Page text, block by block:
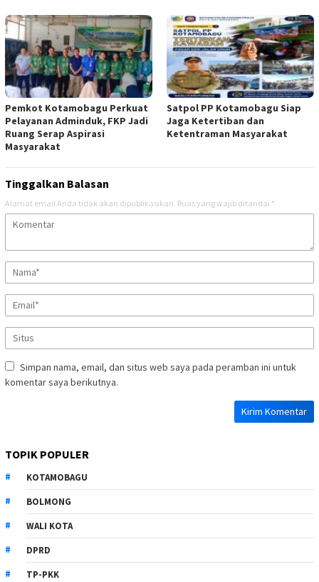
Pemkot Kotamobagu Perkuat
Pelayanan Adminduk, FKP Jadi
Ruang Serap Aspirasi
Masyarakat
Satpol PP Kotamobagu Siap
Jaga Ketertiban dan
Ketentraman Masyarakat
Tinggalkan Balasan
Alamat email Anda tidak akan dipublikasikan. Ruas yang wajib ditandai *
Simpan nama, email, dan situs web saya pada peramban ini untuk
komentar saya berikutnya.
TOPIK POPULER
KOTAMOBAGU
BOLMONG
WALI KOTA
DPRD
TP-PKK